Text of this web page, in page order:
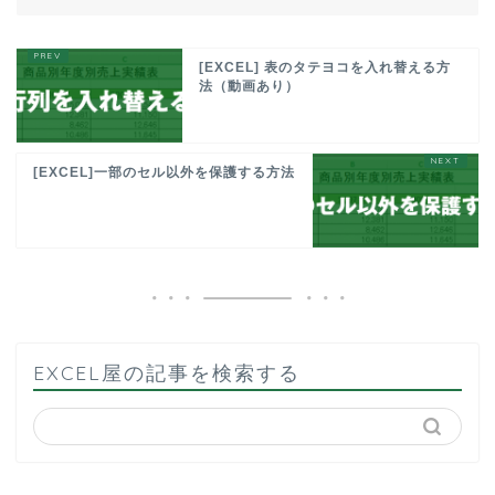
[EXCEL] 表のタテヨコを入れ替える方
法（動画あり）
[EXCEL]一部のセル以外を保護する方法
EXCEL屋の記事を検索する